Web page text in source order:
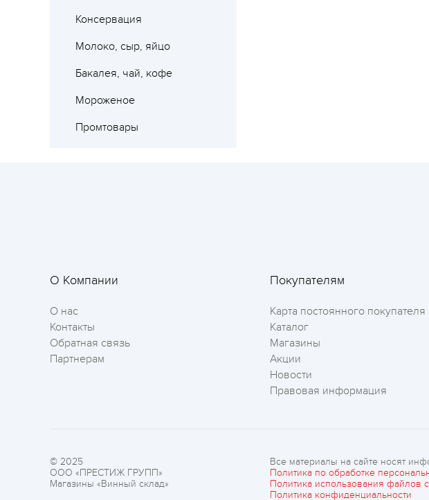
Консервация
Молоко, сыр, яйцо
Бакалея, чай, кофе
Мороженое
Промтовары
О Компании
О нас
Контакты
Обратная связь
Партнерам
Покупателям
Карта постоянного покупателя
Каталог
Магазины
Акции
Новости
Правовая информация
© 2025
ООО «ПРЕСТИЖ ГРУПП»
Магазины «Винный склад»
Все материалы на сайте носят
Политика по обработке
Политика использования файлов
Политика конфиденциальности